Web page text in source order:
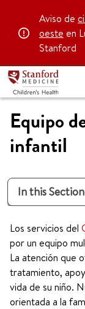
Aviso de
oeste en
Stanford
Equipo
infantil
In this Section
Los servicios del
por un equipo
La atención que
tratamiento,
vida de su niño.
orientada a la